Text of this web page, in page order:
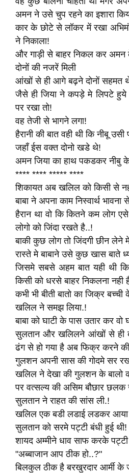
अमन ने उसे चुप रहने का इशारा
कार के छोटे से लॉकर में रखा
ने निकाला!
और गाड़ी से बाहर निकल कर अमन
दोनों की नजरें मिली
आंखों से ही आगे बढ़ने दोनों सहमत
जैसे ही जिया ने कपड़े मे लिपटे
पर रखा तो!
वह तेजी से भागने लगा!
हैरानी की बात वही थी कि नीबू
जहाँ ईस वक्त दोनो खडे थे!
अमन जिया का हाथ पकडकर नीबु के
**** **** ***** ****
शिकायत अब खलिल को किसी से
बाबा ने अपना काम निस्वार्थ भावना
हैरान था वो कि कितने कम लोग
लोगो को जिंदा रखते है..!
बाकी कुछ लोग तो जिंदगी छीन लेने
रास्ते मे बाबाने उसे कुछ खास बाते
जिसमे सबसे अहम बात यही थी
किसी को धरसे बाहर निकलना नही
कभी भी बीती बातो का जिक्र
खलिल ने समझ लिया.!
बाबा को घाटी के पास उतार कर वो
सुलतान और खलिलने आंखों से ही
ढंग से हो गया है अब फिक्र करने
गुलशन अपनी सास की गोदमे सर
खलिल ने देखा की गुलशन के बालो
पर वत्सल्य की असिम बौछार छलक
सुलतान ने राहत की सांस ली.!
खलिल एक बडी लडाई लडकर आया
सुलतान को सरमे पट्टी बंधी हुई थी!
शायद अम्मीने धाव साफ करके पट्टी
"अब्बाजान आप ठीक हो..?"
बिलकुल ठीक है बरखुरदार आर्मी